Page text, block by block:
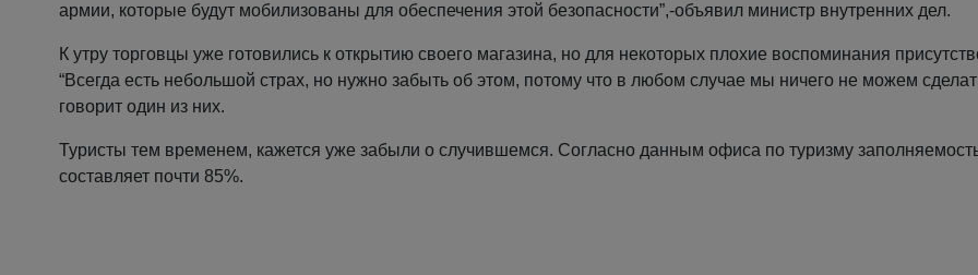
армии, которые будут мобилизованы для обеспечения этой безопасности”,-объявил министр внутренних дел.
К утру торговцы уже готовились к открытию своего магазина, но для некоторых плохие воспоминания
“Всегда есть небольшой страх, но нужно забыть об этом, потому что в любом случае мы ничего не можем
говорит один из них.
Туристы тем временем, кажется уже забыли о случившемся. Согласно данным офиса по туризму
составляет почти 85%.